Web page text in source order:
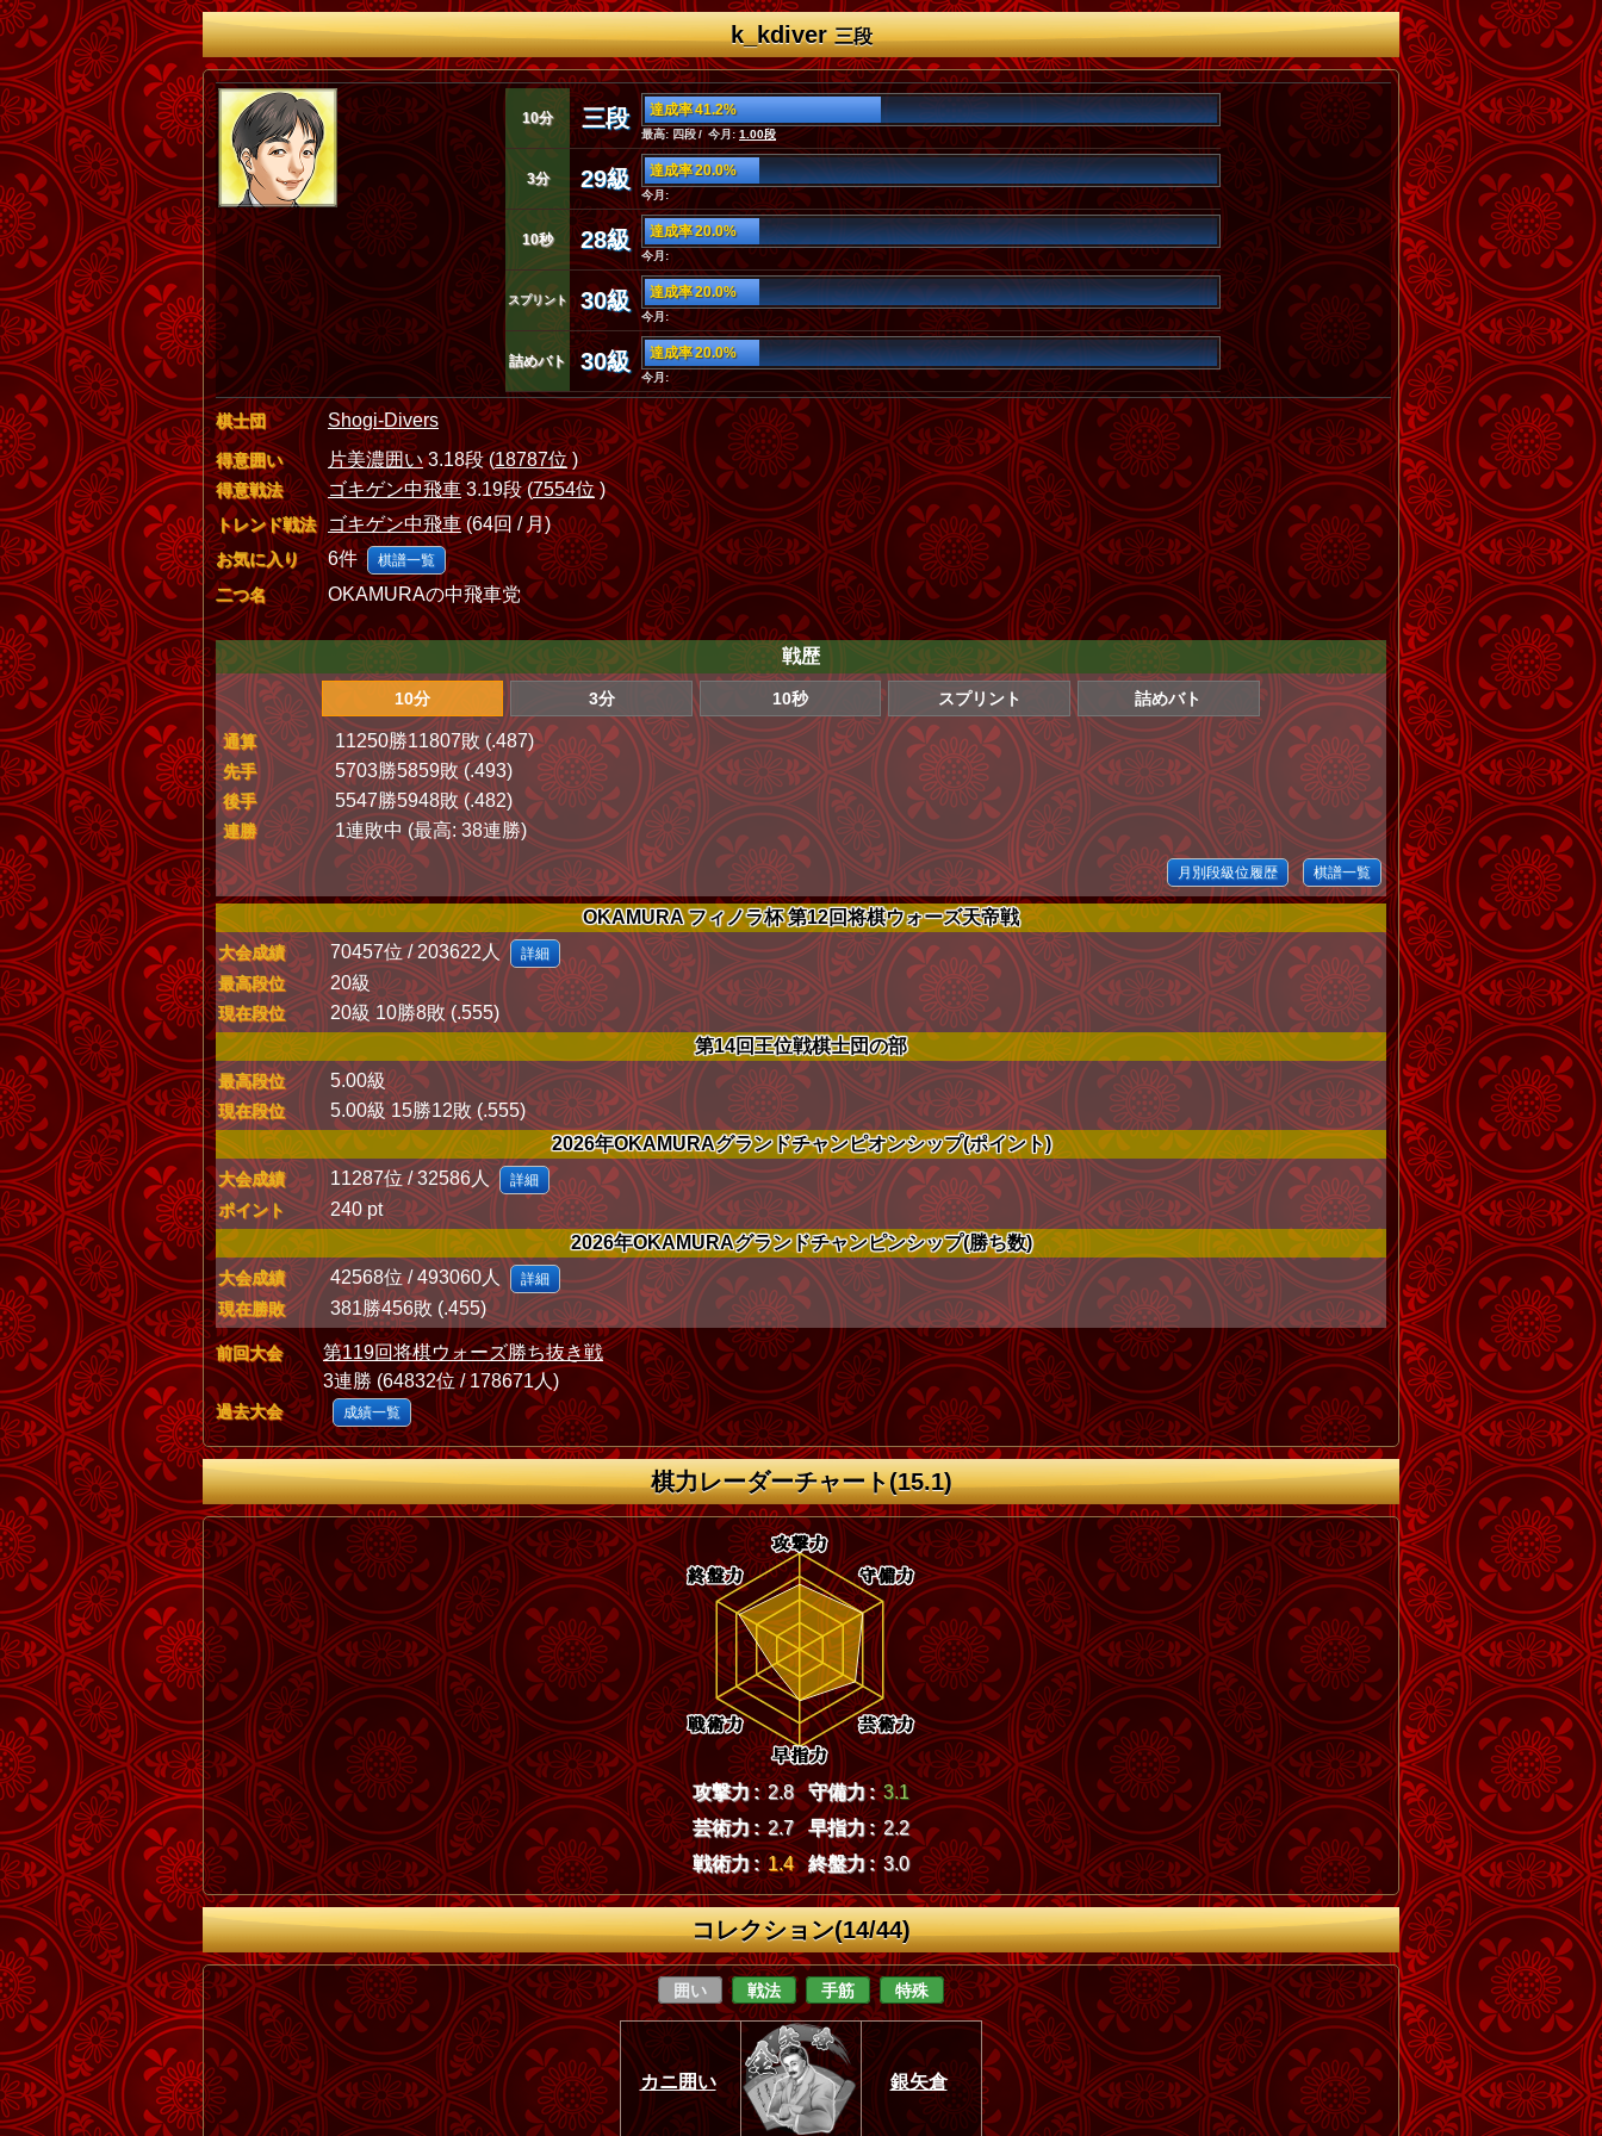
k_kdiver三段
10分 三段 達成率 41.2%
最高: 四段 / 今月:1.00段
3分 29級 達成率 20.0%
今月:
10秒 28級 達成率 20.0%
今月:
スプリント 30級 達成率 20.0%
今月:
詰めバト 30級 達成率 20.0%
今月:
棋士団 Shogi-Divers
得意囲い 片美濃囲い3.18段 (18787位)
得意戦法 ゴキゲン中飛車3.19段 (7554位)
トレンド戦法 ゴキゲン中飛車(64回 / 月)
お気に入り 6件 棋譜一覧
二つ名 OKAMURAの中飛車党
戦歴
10分 3分 10秒 スプリント 詰めバト
通算 11250勝11807敗 (.487)
先手 5703勝5859敗 (.493)
後手 5547勝5948敗 (.482)
連勝 1連敗中 (最高: 38連勝)
月別段級位履歴 棋譜一覧
OKAMURA フィノラ杯 第12回将棋ウォーズ天帝戦
大会成績 70457位 / 203622人 詳細
最高段位 20級
現在段位
20級 10勝8敗 (.555)
第14回王位戦棋士団の部
最高段位 5.00級
現在段位
5.00級 15勝12敗 (.555)
2026年OKAMURAグランドチャンピオンシップ(ポイント)
大会成績 11287位 / 32586人 詳細
ポイント
240 pt
2026年OKAMURAグランドチャンピンシップ(勝ち数)
大会成績 42568位 / 493060人 詳細
現在勝敗 381勝456敗 (.455)
前回大会
第119回将棋ウォーズ勝ち抜き戦
3連勝 (64832位 / 178671人)
過去大会 成績一覧
棋力レーダーチャート(15.1)
攻撃力 : 2.8 守備力 : 3.1
芸術力 : 2.7 早指力 : 2.2
戦術力 : 1.4 終盤力 : 3.0
コレクション(14/44)
囲い 戦法 手筋 特殊
カニ囲い 銀矢倉